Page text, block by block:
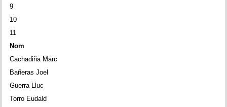
9
10
11
Nom
Cachadiña Marc
Bañeras Joel
Guerra Lluc
Torro Eudald